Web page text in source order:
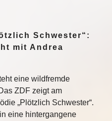
Schwester“:
mit Andrea
eine wildfremde
ZDF zeigt am
„Plötzlich Schwester“.
eine hintergangene